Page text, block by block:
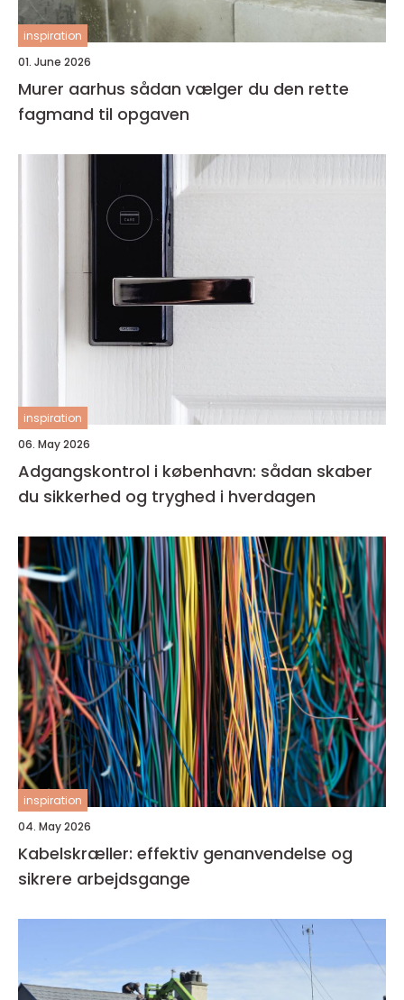
inspiration
01. June 2026
Murer aarhus sådan vælger du den rette
fagmand til opgaven
inspiration
06. May 2026
Adgangskontrol i københavn: sådan skaber
du sikkerhed og tryghed i hverdagen
inspiration
04. May 2026
Kabelskræller: effektiv genanvendelse og
sikrere arbejdsgange